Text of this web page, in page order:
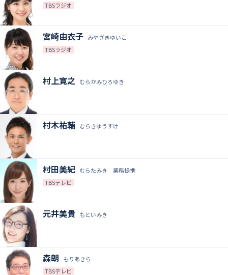
TBSラジオ
みやざきゆいこ
宮崎由衣子
TBSラジオ
むらかみひろゆき
村上寛之
むらきゆうすけ
村木祐輔
むらたみき 業務提携
村田美紀
TBSテレビ
もといみき
元井美貴
もりあきら
森朗
TBSテレビ